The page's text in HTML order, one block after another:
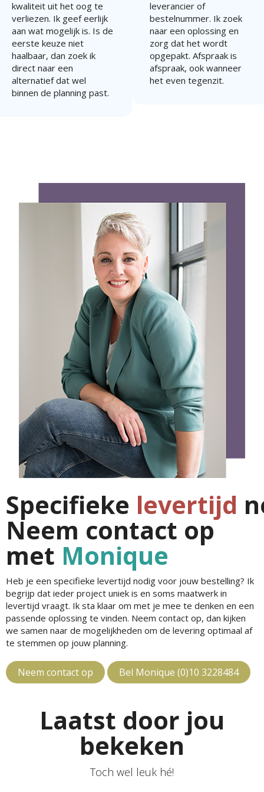
kwaliteit uit het oog te
verliezen. Ik geef eerlijk
aan wat mogelijk is. Is de
eerste keuze niet
haalbaar, dan zoek ik
direct naar een
alternatief dat wel
binnen de planning past.
leverancier of
bestelnummer. Ik zoek
naar een oplossing en
zorg dat het wordt
opgepakt. Afspraak is
afspraak, ook wanneer
het even tegenzit.
Specifieke levertijd
Neem contact op
met Monique
Heb je een specifieke levertijd nodig voor jouw bestelling? Ik
begrijp dat ieder project uniek is en soms maatwerk in
levertijd vraagt. Ik sta klaar om met je mee te denken en een
passende oplossing te vinden. Neem contact op, dan kijken
we samen naar de mogelijkheden om de levering optimaal af
te stemmen op jouw planning.
Neem contact op Bel Monique (0)10 3228484
Laatst door jou
bekeken
Toch wel leuk hé!